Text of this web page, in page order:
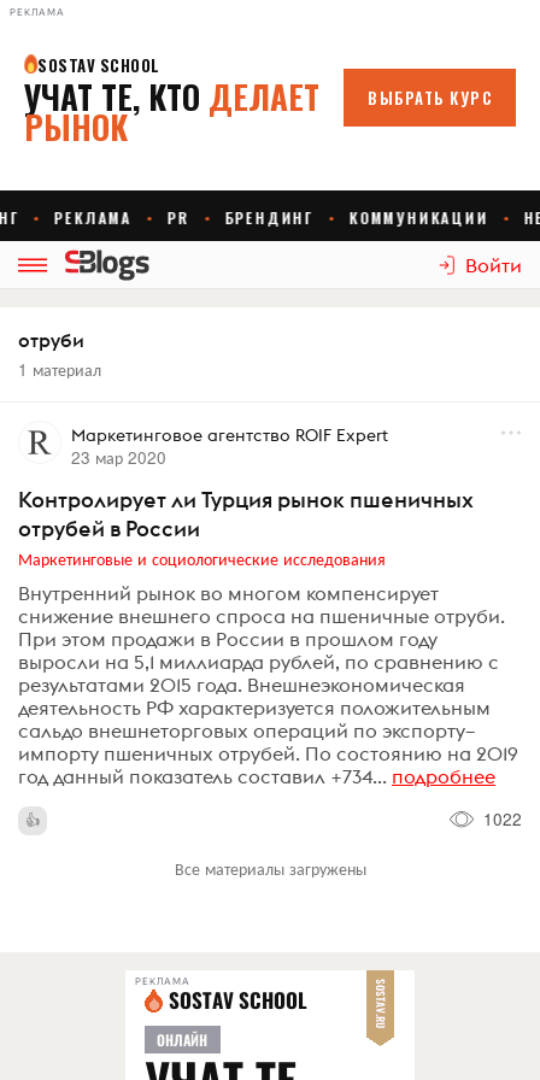
РЕКЛАМА
Войти
отруби
1 материал
Маркетинговое агентство ROIF Expert
23 мар 2020
Контролирует ли Турция рынок пшеничных
отрубей в России
Маркетинговые и социологические исследования
Внутренний рынок во многом компенсирует
снижение внешнего спроса на пшеничные отруби.
При этом продажи в России в прошлом году
выросли на 5,1 миллиарда рублей, по сравнению с
результатами 2015 года. Внешнеэкономическая
деятельность РФ характеризуется положительным
сальдо внешнеторговых операций по экспорту–
импорту пшеничных отрубей. По состоянию на 2019
год данный показатель составил +734... подробнее
1022
Все материалы загружены
РЕКЛАМА